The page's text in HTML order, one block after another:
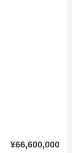
¥66,600,000